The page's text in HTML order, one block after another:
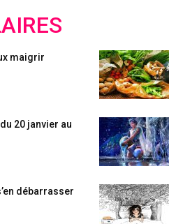
maigrir
20 janvier au
débarrasser